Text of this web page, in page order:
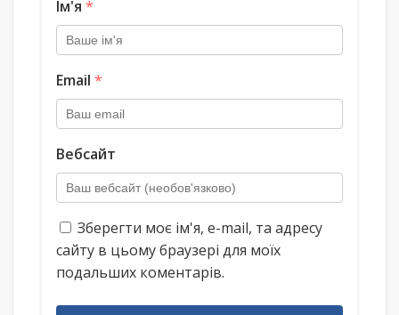
Ім'я *
Email *
Вебсайт
Зберегти моє ім'я, e-mail, та адресу
сайту в цьому браузері для моїх
подальших коментарів.